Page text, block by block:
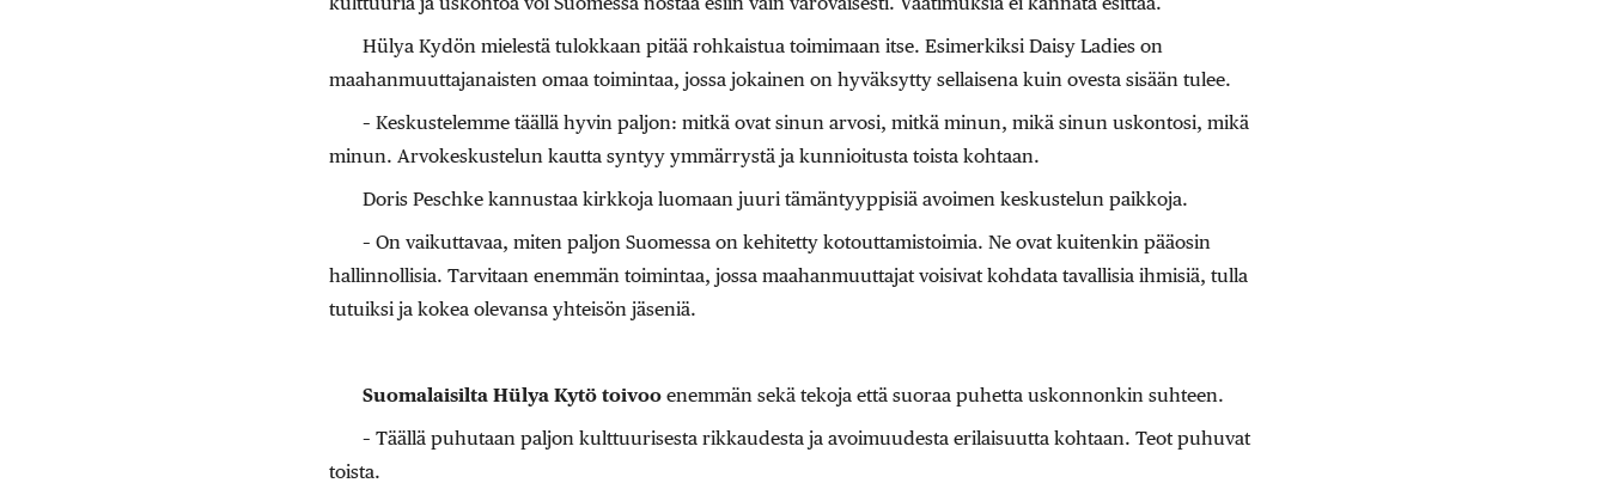
Hülya Kydön mielestä tulokkaan pitää rohkaistua toimimaan itse. Esimerkiksi Daisy Ladies on
maahanmuuttajanaisten omaa toimintaa, jossa jokainen on hyväksytty sellaisena kuin ovesta sisään tulee.
– Keskustelemme täällä hyvin paljon: mitkä ovat sinun arvosi, mitkä minun, mikä sinun uskontosi, mikä
minun. Arvokeskustelun kautta syntyy ymmärrystä ja kunnioitusta toista kohtaan.
Doris Peschke kannustaa kirkkoja luomaan juuri tämäntyyppisiä avoimen keskustelun paikkoja.
– On vaikuttavaa, miten paljon Suomessa on kehitetty kotouttamistoimia. Ne ovat kuitenkin pääosin
hallinnollisia. Tarvitaan enemmän toimintaa, jossa maahanmuuttajat voisivat kohdata tavallisia ihmisiä, tulla
tutuiksi ja kokea olevansa yhteisön jäseniä.
Suomalaisilta Hülya Kytö toivooenemmän sekä tekoja että suoraa puhetta uskonnonkin suhteen.
– Täällä puhutaan paljon kulttuurisesta rikkaudesta ja avoimuudesta erilaisuutta kohtaan. Teot puhuvat
toista.